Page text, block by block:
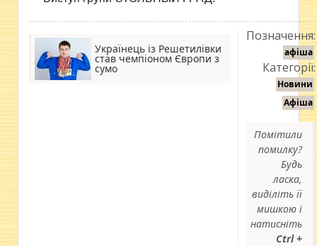
Українець із Решетилівки
став чемпіоном Європи з
сумо
Позначення:
афіша
Категорії:
Новини
Афіша
Помітили
помилку?
Будь
ласка,
виділіть її
мишкою і
натисніть
Ctrl +